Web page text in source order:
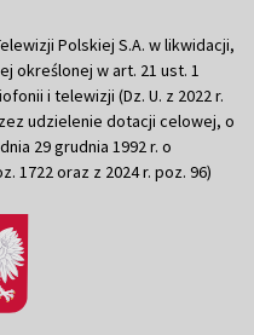
Polskiej S.A. w likwidacji,
określonej w art. 21 ust. 1
i telewizji (Dz. U. z 2022 r.
udzielenie dotacji celowej, o
29 grudnia 1992 r. o
1722 oraz z 2024 r. poz. 96)